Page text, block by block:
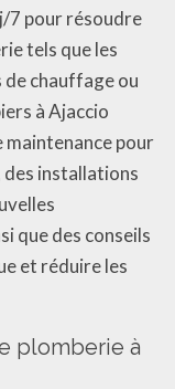
7 pour résoudre
tels que les
de chauffage ou
à Ajaccio
pour
des installations
que des conseils
et réduire les
plomberie à